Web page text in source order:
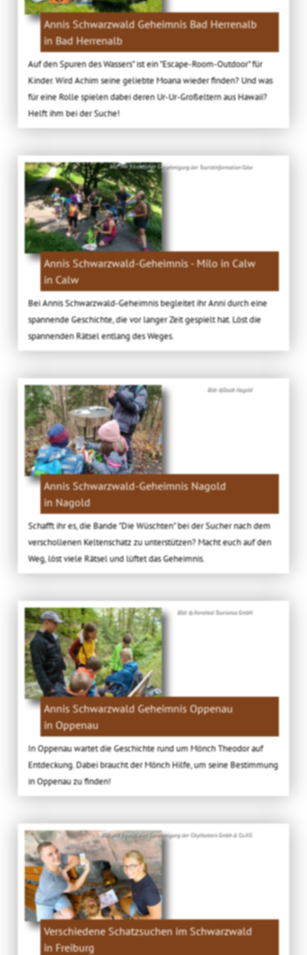
Annis Schwarzwald Geheimnis Bad Herrenalb
in Bad Herrenalb
Auf den Spuren des Wassers" ist ein "Escape-Room-Outdoor" für
Kinder. Wird Achim seine geliebte Moana wieder finden? Und was
für eine Rolle spielen dabei deren Ur-Ur-Großeltern aus Hawaii?
Helft ihm bei der Suche!
Bild: Mit freundlicher Genehmigung der Touristinformation Calw
Annis Schwarzwald-Geheimnis - Milo in Calw
in Calw
Bei Annis Schwarzwald-Geheimnis begleitet ihr Anni durch eine
spannende Geschichte, die vor langer Zeit gespielt hat. Löst die
spannenden Rätsel entlang des Weges.
Bild: ©Stadt Nagold
Annis Schwarzwald-Geheimnis Nagold
in Nagold
Schafft ihr es, die Bande "Die Wüschten" bei der Sucher nach dem
verschollenen Keltenschatz zu unterstützen? Macht euch auf den
Weg, löst viele Rätsel und lüftet das Geheimnis.
Bild: © Renchtal Tourismus GmbH
Annis Schwarzwald Geheimnis Oppenau
in Oppenau
In Oppenau wartet die Geschichte rund um Mönch Theodor auf
Entdeckung. Dabei braucht der Mönch Hilfe, um seine Bestimmung
in Oppenau zu finden!
Bild: Mit freundlicher Genehmigung der CityHunters Gmbh & Co.KG
Verschiedene Schatzsuchen im Schwarzwald
in Freiburg